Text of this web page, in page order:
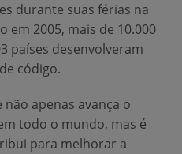
durante suas férias na
em 2005, mais de 10.000
países desenvolveram
código.
apenas avança o
todo o mundo, mas é
para melhorar a